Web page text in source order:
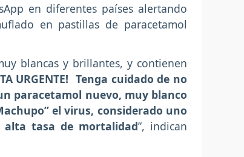
en diferentes países alertando
en pastillas de paracetamol
blancas y brillantes, y contienen
URGENTE! Tenga cuidado de no
paracetamol nuevo, muy blanco
el virus, considerado uno
alta tasa de mortalidad”, indican